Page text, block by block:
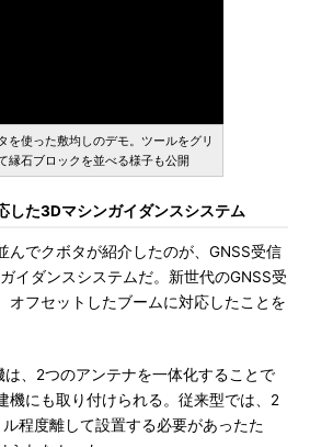
を使った敷均しのデモ。ツールをグリ
縁石ブロックを並べる様子も公開
した3Dマシンガイダンスシステム
でクボタが紹介したのが、GNSS受信
イダンスシステムだ。新世代のGNSS受
オフセットしたブームに対応したことを
、2つのアンテナを一体化することで
機にも取り付けられる。従来型では、2
程度離して設置する必要があったた